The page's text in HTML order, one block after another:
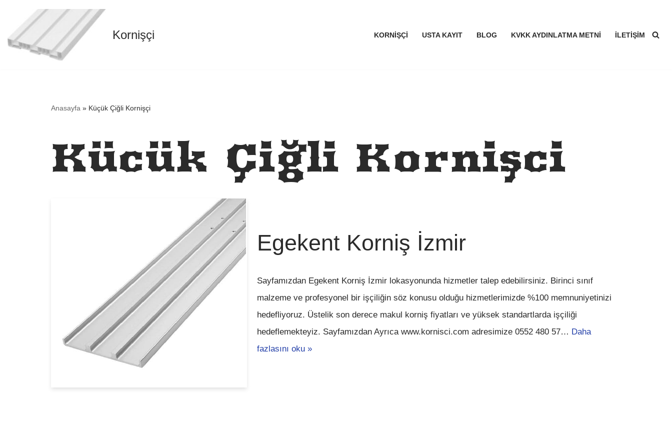
İçeriğe
geç
Kornişçi KORNIŞÇI USTA KAYIT BLOG KVKK AYDINLATMA METNI İLETIŞIM
Anasayfa » Küçük Çiğli Kornişçi
Küçük Çiğli Kornişçi
Egekent Korniş İzmir
Sayfamızdan Egekent Korniş İzmir lokasyonunda hizmetler talep edebilirsiniz. Birinci sınıf
malzeme ve profesyonel bir işçiliğin söz konusu olduğu hizmetlerimizde %100 memnuniyetinizi
hedefliyoruz. Üstelik son derece makul korniş fiyatları ve yüksek standartlarda işçiliği
hedeflemekteyiz. Sayfamızdan Ayrıca www.kornisci.com adresimize 0552 480 57… Daha
fazlasını oku »